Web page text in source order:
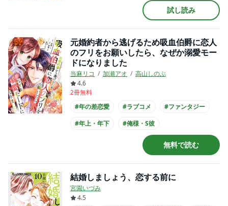
#クール男子
#コミカライズ化
試し読み
元婚約者から逃げるため吸血伯爵に恋人
のフリをお願いしたら、なぜか溺愛モー
ドになりました
当麻リコ 加瀬アオ
高山しのぶ
4.6
2冊無料
#年の差恋愛
#ラブコメ
#ファンタジー
#年上・年下
#俺様・S彼
#王族・貴族との恋愛
無料で読む
結婚しましょう、恋する前に
宮園いづみ
4.5